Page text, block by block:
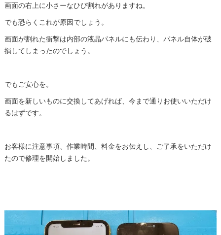
画面の右上に小さーなひび割れがありますね。
でも恐らくこれが原因でしょう。
画面が割れた衝撃は内部の液晶パネルにも伝わり、パネル自体が破
損してしまったのでしょう。
でもご安心を。
画面を新しいものに交換してあげれば、今まで通りお使いいただけ
るはずです。
お客様に注意事項、作業時間、料金をお伝えし、ご了承をいただけ
たので修理を開始しました。